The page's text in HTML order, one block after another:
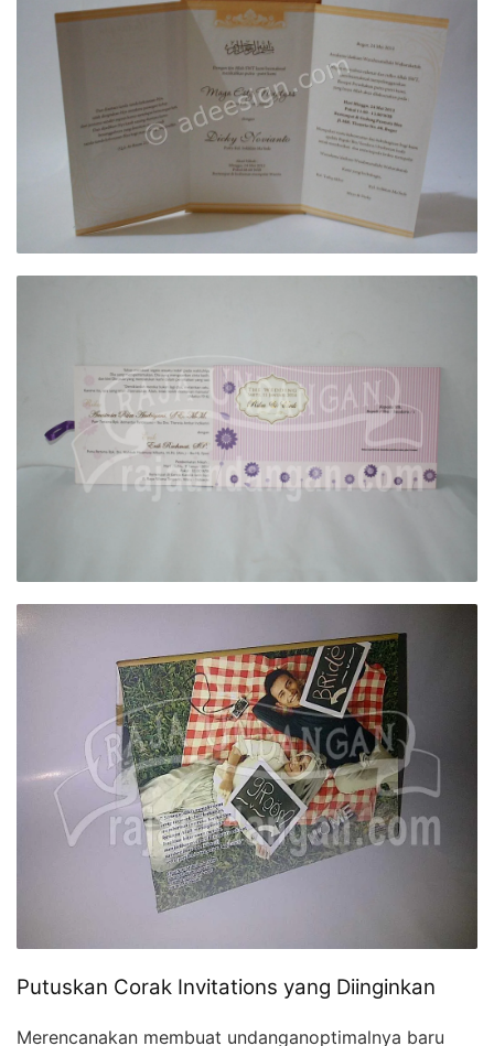
Putuskan Corak Invitations yang Diinginkan
Merencanakan membuat undanganoptimalnya baru